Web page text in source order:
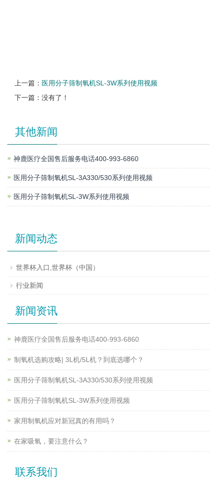
上一篇： 医用分子筛制氧机SL-3W系列使用视频
下一篇：没有了！
其他新闻
神鹿医疗全国售后服务电话400-993-6860
医用分子筛制氧机SL-3A330/530系列使用视频
医用分子筛制氧机SL-3W系列使用视频
新闻动态
世界杯入口,世界杯（中国）
行业新闻
新闻资讯
神鹿医疗全国售后服务电话400-993-6860
制氧机选购攻略| 3L机/5L机？到底选哪个？
医用分子筛制氧机SL-3A330/530系列使用视频
医用分子筛制氧机SL-3W系列使用视频
家用制氧机应对新冠真的有用吗？
在家吸氧，要注意什么？
联系我们